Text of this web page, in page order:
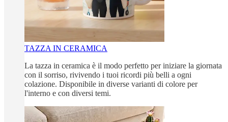
TAZZA IN CERAMICA
La tazza in ceramica è il modo perfetto per iniziare la giornata
con il sorriso, rivivendo i tuoi ricordi più belli a ogni
colazione. Disponibile in diverse varianti di colore per
l'interno e con diversi temi.